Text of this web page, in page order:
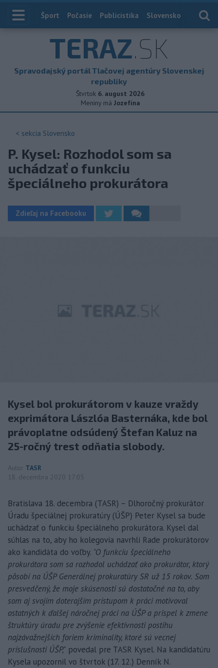
Index
Šport Počasie Publicistika Slovensko
TERAZ.SK
Spravodajský portál Tlačovej agentúry Slovenskej
republiky
Štvrtok 6. august 2026
Meniny má Jozefína
< sekcia Slovensko
P. Kysel: Rozhodol som sa
uchádzať o funkciu
špeciálneho prokurátora
Zdieľaj na Facebooku
Kysel bol prokurátorom v kauze vraždy
exprimátora Lászlóa Basternáka, kde bol
právoplatne odsúdený Štefan Kaluz na
25-ročný trest odňatia slobody.
Autor TASR
18. decembra 2020 17:05
Bratislava 18. decembra (TASR) – Dlhoročný prokurátor
Úradu špeciálnej prokuratúry (ÚŠP) Peter Kysel sa bude
uchádzať o funkciu špeciálneho prokurátora. Kysel dal
súhlas na to, aby ho kolegovia navrhli Rade prokurátorov
ako kandidáta do voľby. "O funkciu špeciálneho
prokurátora som sa rozhodol uchádzať ako prokurátor, ktorý
pôsobí na ÚŠP Generálnej prokuratúry SR už 15 rokov. Som
presvedčený, že moje skúsenosti sú dostatočné na to, aby
som aj svojím doterajším prístupom k práci motivoval
ostatných k ďalšej náročnej práci na ÚŠP a prispel k zmene
štruktúry úradu pre zvýšenie efektívnosti postihu
najzávažnejších foriem kriminality, ktoré sú vecnej
príslušnosti ÚŠP," povedal pre TASR Kysel. Na kandidatúru
Kysela upozornil vo štvrtok (17. 12.) Denník N.